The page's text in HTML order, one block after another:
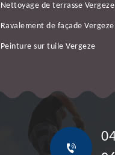
Nettoyage de terrasse Vergeze
Ravalement de façade Vergeze
Peinture sur tuile Vergeze